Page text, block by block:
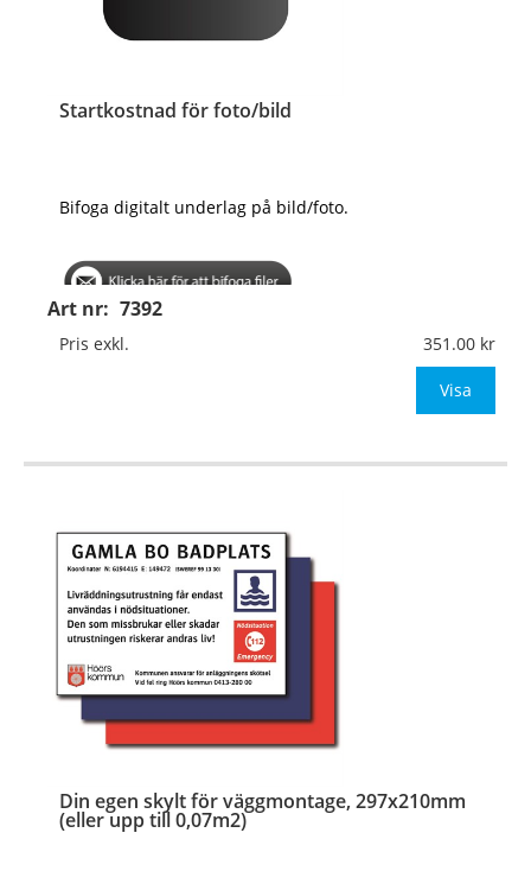
Startkostnad för foto/bild
Art nr: 7392
Bifoga digitalt underlag på bild/foto.
Pris exkl. 351.00
Visa
Din egen skylt för väggmontage, 297x210mm
(eller upp till 0,07m2)